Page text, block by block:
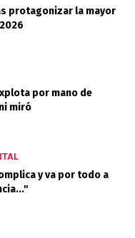
protagonizar la mayor
por mano de
miró
y va por todo a